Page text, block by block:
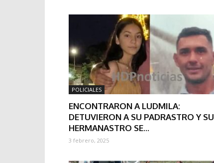
POLICIALES
ENCONTRARON A LUDMILA:
DETUVIERON A SU PADRASTRO Y SU
HERMANASTRO SE...
3 febrero, 2025